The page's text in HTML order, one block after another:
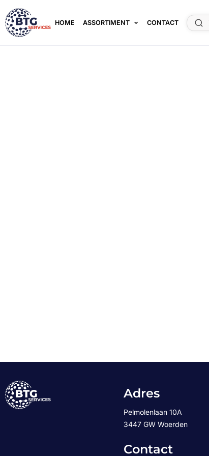
HOME ASSORTIMENT CONTACT
Adres
Pelmolenlaan 10A
3447 GW Woerden
Contact